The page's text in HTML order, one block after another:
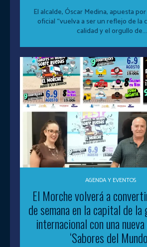
El alcalde, Óscar Medina, apuesta
oficial “vuelva a ser un reflejo de la
calidad y el orgullo de...
AGENDA Y EVENTOS
El Morche volverá a
de semana en la capital de
internacional con una
‘Sabores del